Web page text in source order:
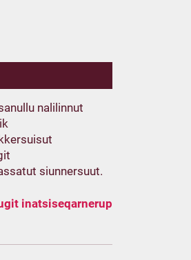
nalilinnut
siunnersuut.
inatsiseqarnerup